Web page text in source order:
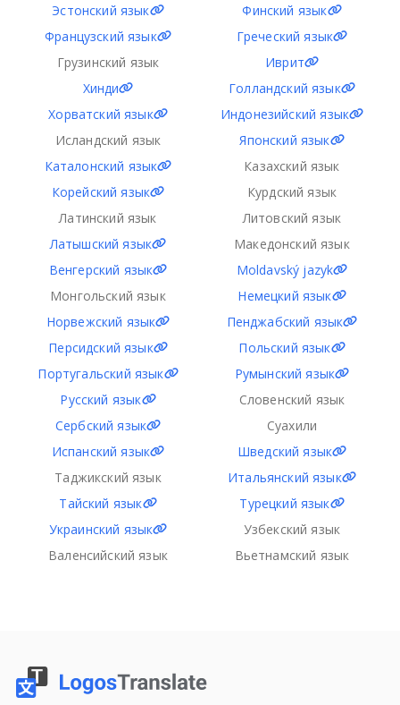
Эстонский язык
Финский язык
Французский язык
Греческий язык
Грузинский язык
Иврит
Хинди
Голландский язык
Хорватский язык
Индонезийский язык
Исландский язык
Японский язык
Каталонский язык
Казахский язык
Корейский язык
Курдский язык
Латинский язык
Литовский язык
Латышский язык
Македонский язык
Венгерский язык
Moldavský jazyk
Монгольский язык
Немецкий язык
Норвежский язык
Пенджабский язык
Персидский язык
Польский язык
Португальский язык
Румынский язык
Русский язык
Словенский язык
Сербский язык
Суахили
Испанский язык
Шведский язык
Таджикский язык
Итальянский язык
Тайский язык
Турецкий язык
Украинский язык
Узбекский язык
Валенсийский язык
Вьетнамский язык